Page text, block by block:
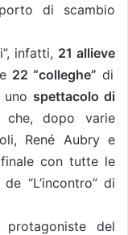
di scambio
infatti, 21 allieve
22 “colleghe” di
uno spettacolo di
dopo varie
René Aubry e
con tutte le
“L’incontro” di
del